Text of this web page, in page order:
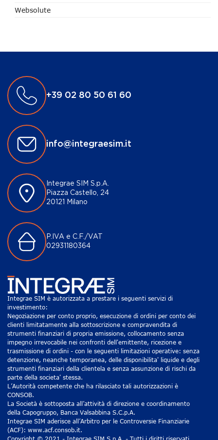
Websolute
+39 02 80 50 61 60
info@integraesim.it
Integrae SIM S.p.A.
Piazza Castello, 24
20121 Milano
P.IVA e C.F./VAT
02931180364
Integrae SIM è autorizzata a prestare i seguenti servizi di
investimento:
Negoziazione per conto proprio, esecuzione di ordini per conto dei
clienti limitatamente alla sottoscrizione e compravendita di
strumenti finanziari di propria emissione, collocamento senza
impegno irrevocabile nei confronti dell'emittente, ricezione e
trasmissione di ordini - con le seguenti limitazioni operative: senza
detenzione, neanche temporanea, delle disponibilita' liquide e degli
strumenti finanziari della clientela e senza assunzione di rischi da
parte della societa' stessa.
L’Autorità competente che ha rilasciato tali autorizzazioni è
CONSOB.
La Società è sottoposta all’attività di direzione e coordinamento
della Capogruppo, Banca Valsabbina S.C.p.A.
Integrae SIM aderisce all’Arbitro per le Controversie Finanziarie
(ACF): www.acf.consob.it.
Copyright © 2021 - Integrae SIM S.p.A. - Tutti i diritti riservati